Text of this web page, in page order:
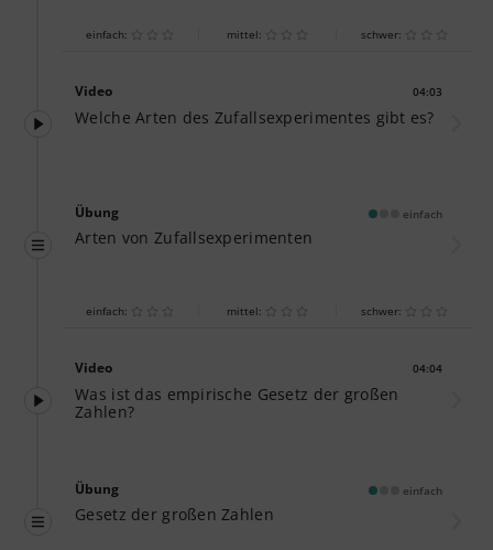
einfach: mittel: schwer:
Video 04:03
Welche Arten des Zufallsexperimentes gibt es?
Übung einfach
Arten von Zufallsexperimenten
einfach: mittel: schwer:
Video 04:04
Was ist das empirische Gesetz der großen
Zahlen?
Übung einfach
Gesetz der großen Zahlen